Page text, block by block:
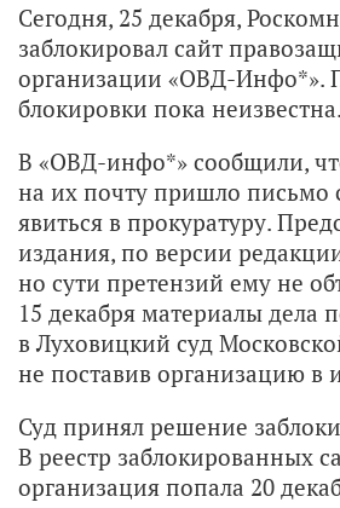
Сегодня, 25 декабря,
заблокировал сайт
организации «ОВД-Инфо*».
блокировки пока неизвестна.
В «ОВД-инфо*» сообщили,
на их почту пришло письмо
явиться в прокуратуру.
издания, по версии
но сути претензий ему не
15 декабря материалы дела
в Луховицкий суд
не поставив организацию в
Суд принял решение
В реестр заблокированных
организация попала 20